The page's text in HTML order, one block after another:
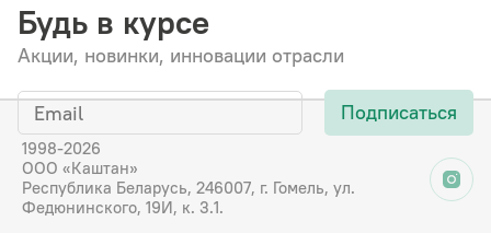
Будь в курсе
Акции, новинки, инновации отрасли
Подписаться
1998-2026
ООО «Каштан»
Республика Беларусь, 246007, г. Гомель, ул.
Федюнинского, 19И, к. 3.1.